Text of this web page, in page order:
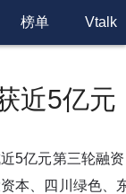
榜单 Vtalk
近5亿元
5亿元第三轮融
本、四川绿色、